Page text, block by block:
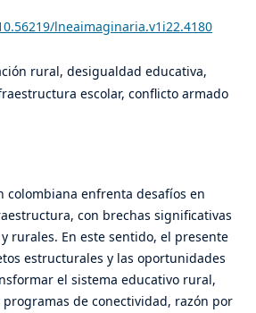
lneaimaginaria.v1i22.4180
rural, desigualdad educativa,
escolar, conflicto armado
colombiana enfrenta desafíos en
con brechas significativas
rurales. En este sentido, el presente
estructurales y las oportunidades
el sistema educativo rural,
de conectividad, razón por